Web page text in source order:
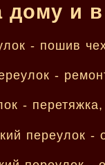
дому и